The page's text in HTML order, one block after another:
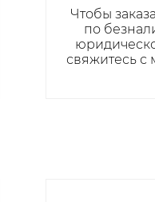
Чтобы
по
свяжитесь